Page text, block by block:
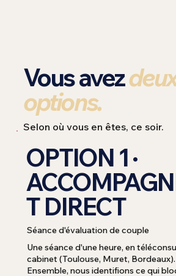
Vous avez
options.
Selon où vous en êtes, ce soir.
OPTION 1 ·
T DIRECT
Séance d'évaluation de couple
Une séance d'une heure, en
cabinet (Toulouse, Muret, Bordeaux).
Ensemble, nous identifions ce qui